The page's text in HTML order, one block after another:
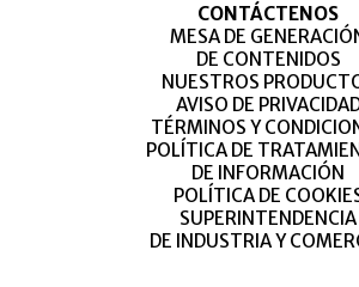
CONTÁCTENOS
MESA DE
DE CONTENIDOS
NUESTROS
AVISO DE
TÉRMINOS Y
POLÍTICA DE
DE INFORMACIÓN
POLÍTICA DE
SUPERINTENDENCIA
DE INDUSTRIA Y